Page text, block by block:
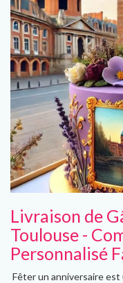
Livraison de
Toulouse -
Personnalisé
Fêter un anniversaire